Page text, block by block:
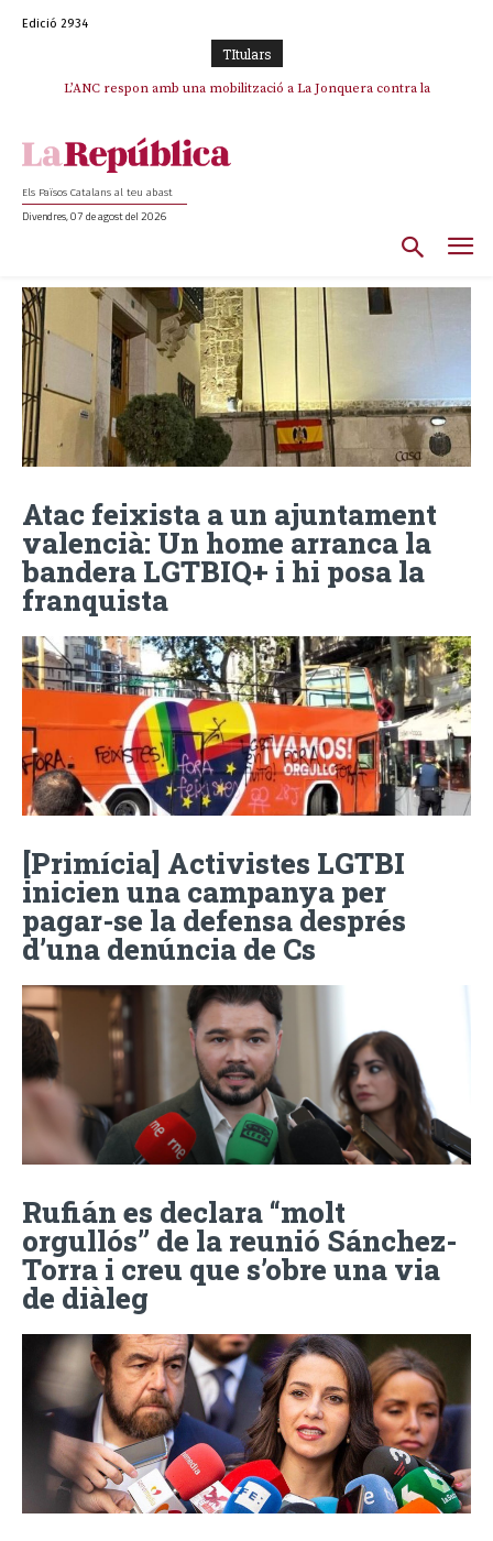
Edició 2934
TItulars
L’ANC respon amb una mobilització a La Jonquera contra la
Els Països Catalans al teu abast
Divendres, 07 de agost del 2026
Atac feixista a un ajuntament
valencià: Un home arranca la
bandera LGTBIQ+ i hi posa la
franquista
[Primícia] Activistes LGTBI
inicien una campanya per
pagar-se la defensa després
d’una denúncia de Cs
Rufián es declara “molt
orgullós” de la reunió Sánchez-
Torra i creu que s’obre una via
de diàleg